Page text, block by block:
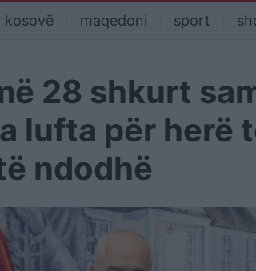
kosovë maqedoni sport
28 shkurt
lufta për herë
ndodhë